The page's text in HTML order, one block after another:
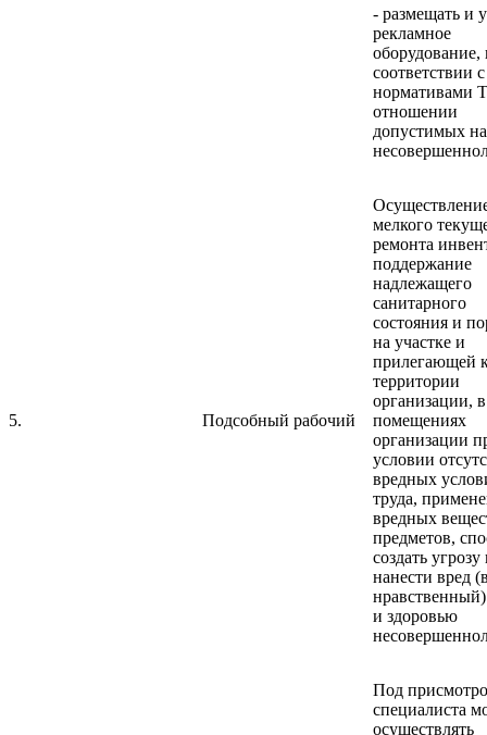
- размещать и
рекламное
оборудование,
соответствии с
нормативами
отношении
допустимых
5. Подсобный рабочий
мелкого
ремонта
поддержание
надлежащего
санитарного
состояния и
на участке и
прилегающей
территории
организации, в
помещениях
организации
условии
вредных
труда,
вредных
предметов,
создать
нанести вред
и здоровью
Под
специалиста
осуществлять